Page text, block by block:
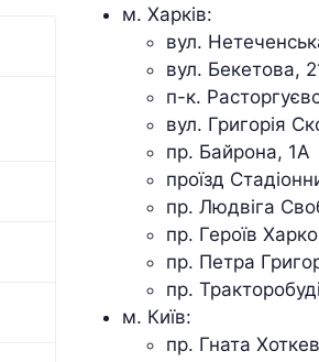
м. Харків:
вул.
вул. Бекетова,
п-к.
вул. Григорія
пр. Байрона, 1А
проїзд
пр. Людвіга
пр. Героїв
пр. Петра
пр.
м. Київ:
пр. Гната